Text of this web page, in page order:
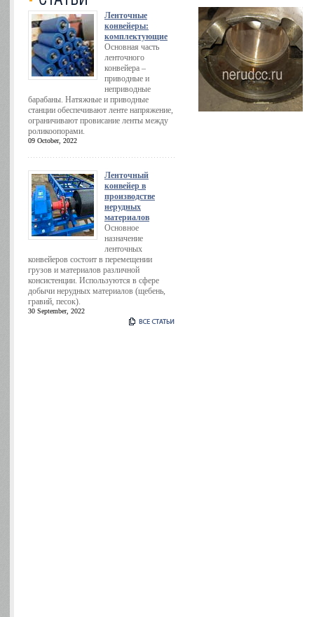
Ленточные
конвейеры:
комплектующие
Основная часть
ленточного
конвейера –
приводные и
неприводные
барабаны. Натяжные и приводные
станции обеспечивают ленте напряжение,
ограничивают провисание ленты между
роликоопорами.
09 October, 2022
Ленточный
конвейер в
производстве
нерудных
материалов
Основное
назначение
ленточных
конвейеров состоит в перемещении
грузов и материалов различной
консистенции. Используются в сфере
добычи нерудных материалов (щебень,
гравий, песок).
30 September, 2022